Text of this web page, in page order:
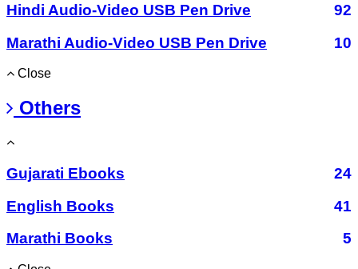
Hindi Audio-Video USB Pen Drive
92
Marathi Audio-Video USB Pen Drive
10
Close
Others
Gujarati Ebooks
24
English Books
41
Marathi Books
5